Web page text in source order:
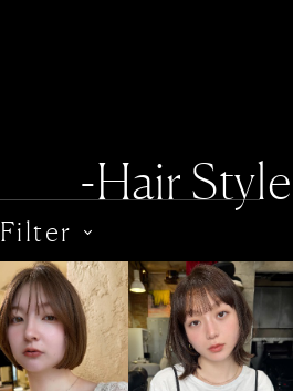
-Hair Style
Filter